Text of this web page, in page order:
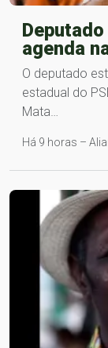
agenda
O deputado
estadual do
Mata…
Há 9 horas –